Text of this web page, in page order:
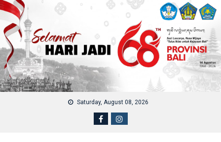
Skip to content
Saturday, August 08, 2026